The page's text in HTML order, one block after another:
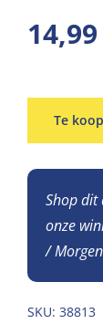
14,99
Te
Shop dit
onze
/
SKU: 38813